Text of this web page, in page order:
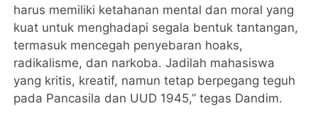
harus memiliki ketahanan mental dan moral yang
kuat untuk menghadapi segala bentuk tantangan,
termasuk mencegah penyebaran hoaks,
radikalisme, dan narkoba. Jadilah mahasiswa
yang kritis, kreatif, namun tetap berpegang teguh
pada Pancasila dan UUD 1945,” tegas Dandim.